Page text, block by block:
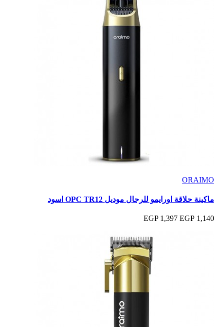
ORAIMO
ماكينة حلاقة اورايمو للرجال موديل OPC TR12 اسود
1,140 EGP
1,397 EGP